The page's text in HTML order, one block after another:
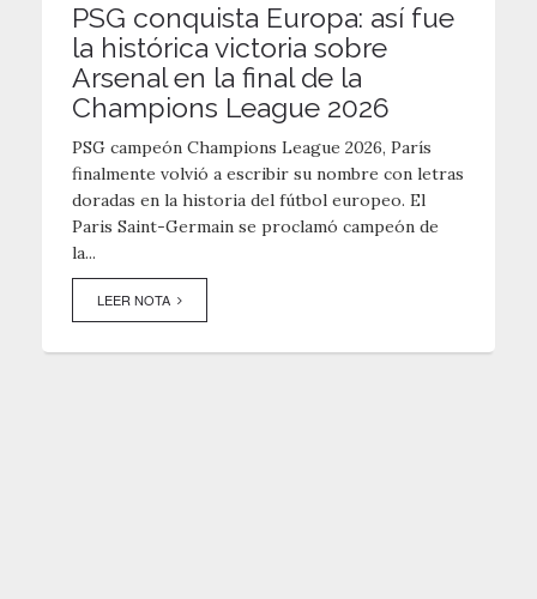
PSG conquista Europa: así fue
la histórica victoria sobre
Arsenal en la final de la
Champions League 2026
PSG campeón Champions League 2026, París
finalmente volvió a escribir su nombre con letras
doradas en la historia del fútbol europeo. El
Paris Saint-Germain se proclamó campeón de
la...
LEER NOTA